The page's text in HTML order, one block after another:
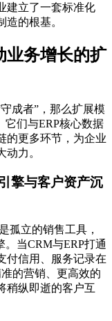
建立了一套标准化
的根基。
业务增长的扩
成者”，那么扩展模
它们与ERP核心数据
的更多环节，为企业
力。
擎与客户资产沉
孤立的销售工具，
当CRM与ERP打通
付信用、服务记录在
的营销、更高效的
稍纵即逝的客户互